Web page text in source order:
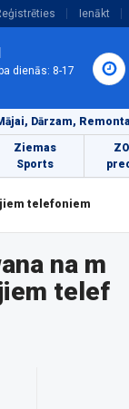
Ienākt
dienās: 8-17
Dārzam,
Ziemas
Sports
telefoniem
na m
telef